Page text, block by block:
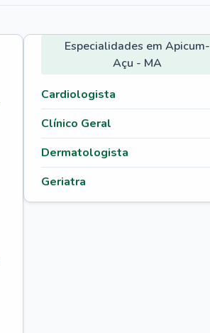
Especialidades em Apicum-
Açu - MA
Cardiologista
Clínico Geral
Dermatologista
Geriatra